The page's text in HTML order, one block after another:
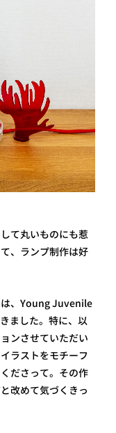
て丸いものにも惹
、ランプ制作は好
は、Young Juvenile
ました。特に、以
ンさせていただい
ラストをモチーフ
ださって。その作
改めて気づくきっ